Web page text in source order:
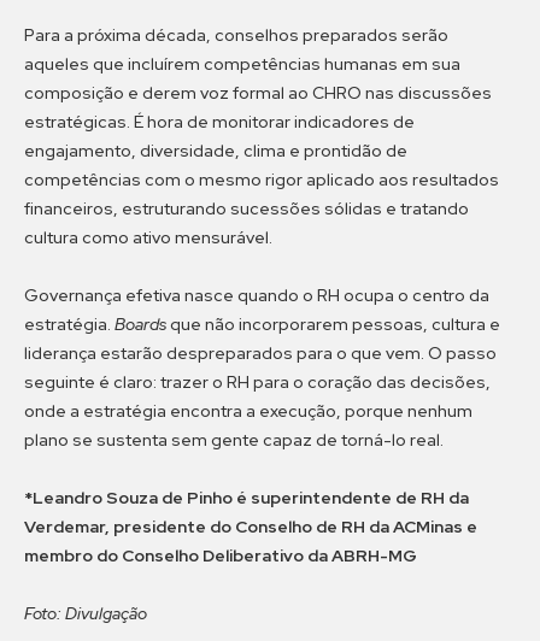
Para a próxima década, conselhos preparados serão
aqueles que incluírem competências humanas em sua
composição e derem voz formal ao CHRO nas discussões
estratégicas. É hora de monitorar indicadores de
engajamento, diversidade, clima e prontidão de
competências com o mesmo rigor aplicado aos resultados
financeiros, estruturando sucessões sólidas e tratando
cultura como ativo mensurável.
Governança efetiva nasce quando o RH ocupa o centro da
estratégia. Boardsque não incorporarem pessoas, cultura e
liderança estarão despreparados para o que vem. O passo
seguinte é claro: trazer o RH para o coração das decisões,
onde a estratégia encontra a execução, porque nenhum
plano se sustenta sem gente capaz de torná-lo real.
*Leandro Souza de Pinho é superintendente de RH da
Verdemar, presidente do Conselho de RH da ACMinas e
membro do Conselho Deliberativo da ABRH-MG
Foto: Divulgação